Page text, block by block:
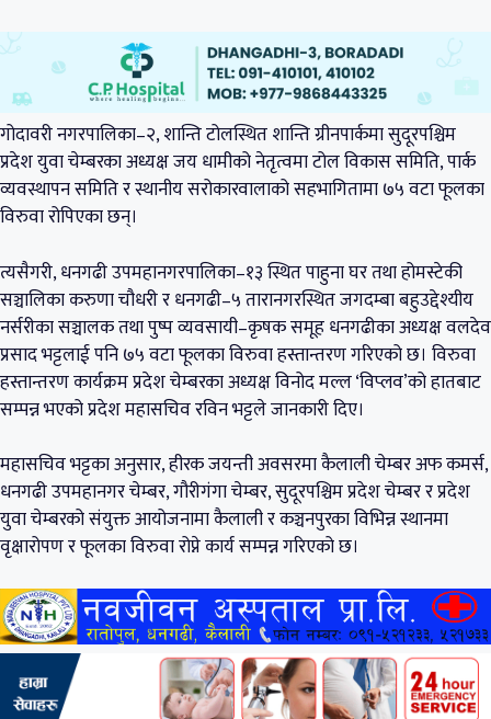
गोदावरी नगरपालिका–२, शान्ति टोलस्थित शान्ति ग्रीनपार्कमा सुदूरपश्चिम
प्रदेश युवा चेम्बरका अध्यक्ष जय धामीको नेतृत्वमा टोल विकास समिति, पार्क
व्यवस्थापन समिति र स्थानीय सरोकारवालाको सहभागितामा ७५ वटा फूलका
विरुवा रोपिएका छन्।
त्यसैगरी, धनगढी उपमहानगरपालिका–१३ स्थित पाहुना घर तथा होमस्टेकी
सञ्चालिका करुणा चौधरी र धनगढी–५ तारानगरस्थित जगदम्बा बहुउद्देश्यीय
नर्सरीका सञ्चालक तथा पुष्प व्यवसायी–कृषक समूह धनगढीका अध्यक्ष वलदेव
प्रसाद भट्टलाई पनि ७५ वटा फूलका विरुवा हस्तान्तरण गरिएको छ। विरुवा
हस्तान्तरण कार्यक्रम प्रदेश चेम्बरका अध्यक्ष विनोद मल्ल ‘विप्लव’को हातबाट
सम्पन्न भएको प्रदेश महासचिव रविन भट्टले जानकारी दिए।
महासचिव भट्टका अनुसार, हीरक जयन्ती अवसरमा कैलाली चेम्बर अफ कमर्स,
धनगढी उपमहानगर चेम्बर, गौरीगंगा चेम्बर, सुदूरपश्चिम प्रदेश चेम्बर र प्रदेश
युवा चेम्बरको संयुक्त आयोजनामा कैलाली र कञ्चनपुरका विभिन्न स्थानमा
वृक्षारोपण र फूलका विरुवा रोप्ने कार्य सम्पन्न गरिएको छ।